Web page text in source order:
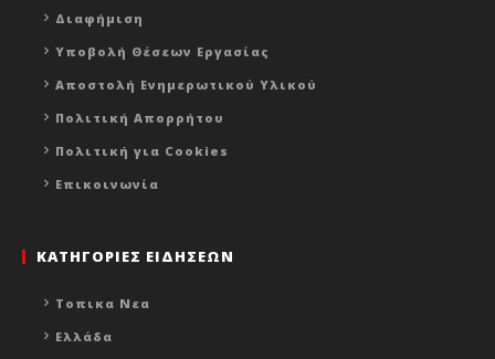
Διαφήμιση
Υποβολή Θέσεων Εργασίας
Αποστολή Ενημερωτικού Υλικού
Πολιτική Απορρήτου
Πολιτική για Cookies
Επικοινωνία
ΚΑΤΗΓΟΡΙΕΣ ΕΙΔΗΣΕΩΝ
Τοπικα Νεα
Ελλάδα